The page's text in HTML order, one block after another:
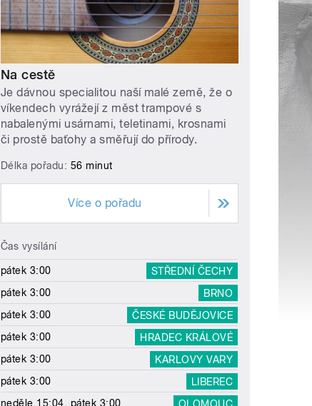
Na cestě
Je dávnou specialitou naší malé země, že o
víkendech vyrážejí z měst trampové s
nabalenými usárnami, teletinami, krosnami
či prostě baťohy a směřují do přírody.
Délka pořadu: 56 minut
Více o pořadu
Čas vysílání
pátek 3:00
STŘEDNÍ ČECHY
pátek 3:00
BRNO
pátek 3:00
ČESKÉ BUDĚJOVICE
pátek 3:00
HRADEC KRÁLOVÉ
pátek 3:00
KARLOVY VARY
pátek 3:00
LIBEREC
neděle 15:04, pátek 3:00
OLOMOUC